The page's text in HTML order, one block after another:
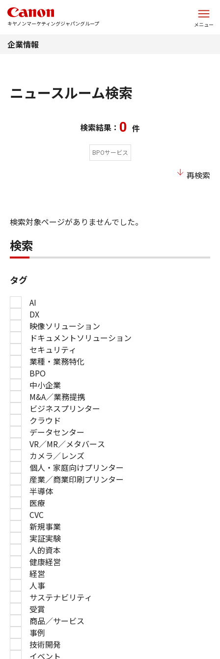
キヤノンマーケティングジャパングループ メニュー
企業情報
ニュースルーム検索
検索結果： 0 件
BPOサービス
再検索
検索対象ページがありませんでした。
検索
タグ
AI
DX
映像ソリューション
ドキュメントソリューション
セキュリティ
業種・業務特化
BPO
中小企業
M&A／業務提携
ビジネスプリンター
クラウド
データセンター
VR／MR／メタバース
カメラ／レンズ
個人・家庭向けプリンター
産業／商業印刷プリンター
半導体
医療
CVC
新規事業
実証実験
人的資本
健康経営
経営
人事
サステナビリティ
受賞
商品／サービス
事例
技術開発
イベント